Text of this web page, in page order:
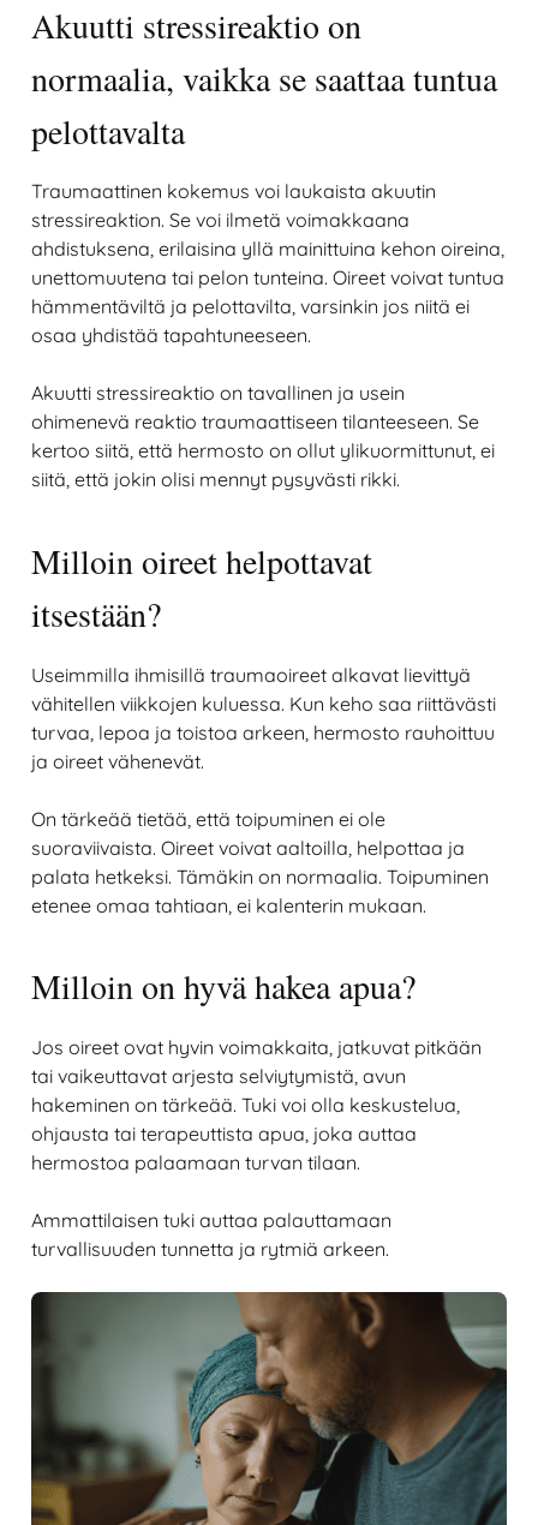
Akuutti stressireaktio on
normaalia, vaikka se saattaa tuntua
pelottavalta
Traumaattinen kokemus voi laukaista akuutin
stressireaktion. Se voi ilmetä voimakkaana
ahdistuksena, erilaisina yllä mainittuina kehon oireina,
unettomuutena tai pelon tunteina. Oireet voivat tuntua
hämmentäviltä ja pelottavilta, varsinkin jos niitä ei
osaa yhdistää tapahtuneeseen.
Akuutti stressireaktio on tavallinen ja usein
ohimenevä reaktio traumaattiseen tilanteeseen. Se
kertoo siitä, että hermosto on ollut ylikuormittunut, ei
siitä, että jokin olisi mennyt pysyvästi rikki.
Milloin oireet helpottavat
itsestään?
Useimmilla ihmisillä traumaoireet alkavat lievittyä
vähitellen viikkojen kuluessa. Kun keho saa riittävästi
turvaa, lepoa ja toistoa arkeen, hermosto rauhoittuu
ja oireet vähenevät.
On tärkeää tietää, että toipuminen ei ole
suoraviivaista. Oireet voivat aaltoilla, helpottaa ja
palata hetkeksi. Tämäkin on normaalia. Toipuminen
etenee omaa tahtiaan, ei kalenterin mukaan.
Milloin on hyvä hakea apua?
Jos oireet ovat hyvin voimakkaita, jatkuvat pitkään
tai vaikeuttavat arjesta selviytymistä, avun
hakeminen on tärkeää. Tuki voi olla keskustelua,
ohjausta tai terapeuttista apua, joka auttaa
hermostoa palaamaan turvan tilaan.
Ammattilaisen tuki auttaa palauttamaan
turvallisuuden tunnetta ja rytmiä arkeen.